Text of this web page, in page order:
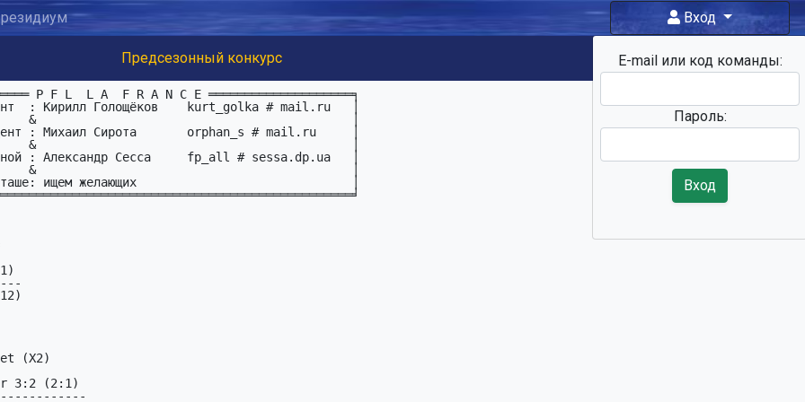
Вход
E-mail или код команды:
Пароль:
Вход
Предсезонный конкурс